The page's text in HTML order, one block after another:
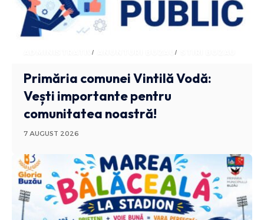
ADMINISTRATIV ANUNTURI BUZAU
Primăria comunei Vintilă Vodă:
Vești importante pentru
comunitatea noastră!
7 AUGUST 2026